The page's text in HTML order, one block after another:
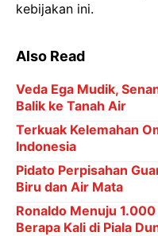
kebijakan ini.
Also Read
Veda Ega Mudik,
Balik ke Tanah Air
Terkuak Kelemahan
Indonesia
Pidato Perpisahan
Biru dan Air Mata
Ronaldo Menuju
Berapa Kali di Piala